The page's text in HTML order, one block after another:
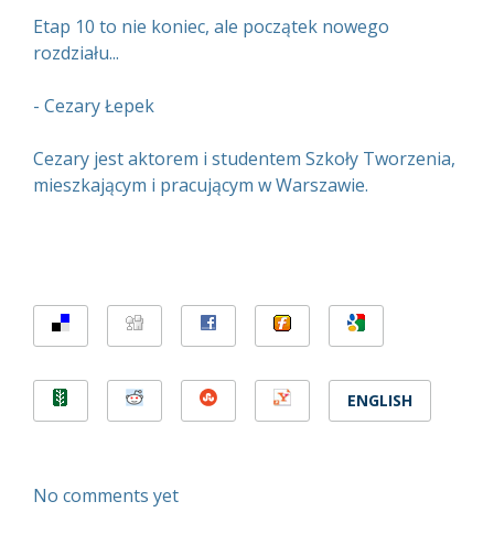
Etap 10 to nie koniec, ale początek nowego
rozdziału...
- Cezary Łepek
Cezary jest aktorem i studentem Szkoły Tworzenia,
mieszkającym i pracującym w Warszawie.
ENGLISH
No comments yet